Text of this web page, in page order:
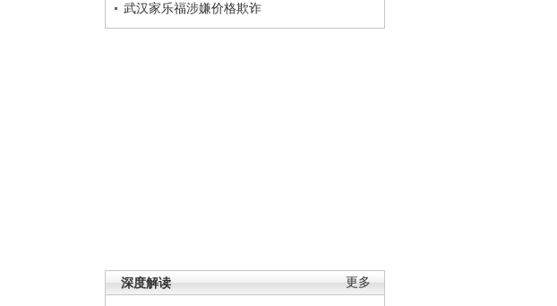
武汉家乐福涉嫌价格欺诈
更多
深度解读